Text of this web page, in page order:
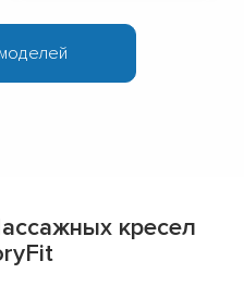
кресел